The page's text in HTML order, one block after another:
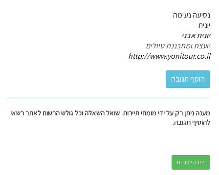
נסיעה נעימה
יונית
יונית אבני
יועצת ומתכננת טיולים
http://www.yonitour.co.il
מענה ניתן רק על ידי מומחי תיירות. שואל השאלה וכל גולש הרשום לאתר רשאי
להוסיף תגובה.
חזרה לפורום